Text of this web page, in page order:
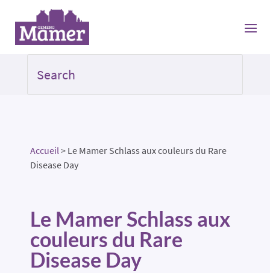
Accueil> Le Mamer Schlass aux couleurs du Rare
Disease Day
Le Mamer Schlass aux
couleurs du Rare
Disease Day